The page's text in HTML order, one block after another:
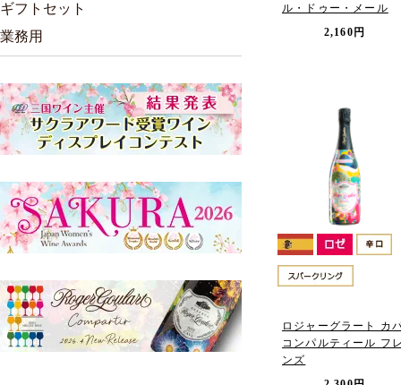
ル・ドゥー・メール
2,160円
ロジャーグラート カ
コンパルティール フ
ンズ
ギフトセット
業務用